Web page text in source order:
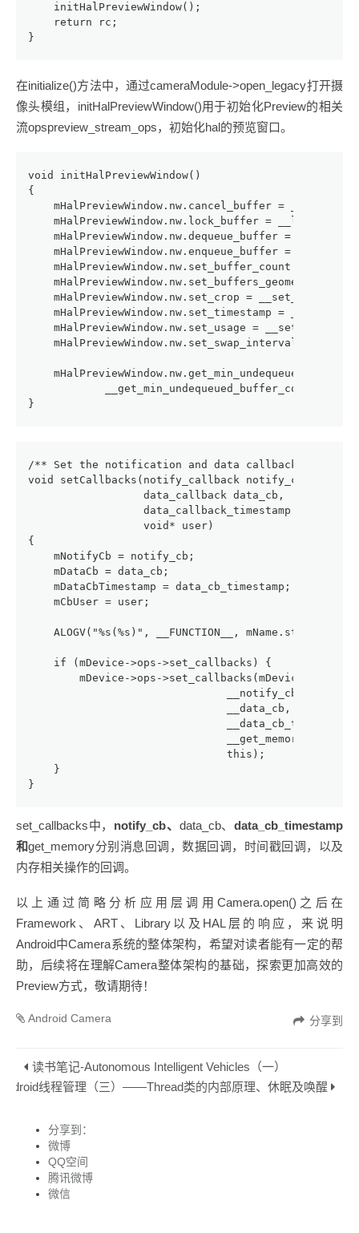
    initHalPreviewWindow();
    return rc;
}
在initialize()方法中，通过cameraModule->open_legacy打开摄
像头模组，initHalPreviewWindow()用于初始化Preview的相关
流opspreview_stream_ops，初始化hal的预览窗口。
void initHalPreviewWindow()
{
mHalPreviewWindow.nw.cancel_buffer =
mHalPreviewWindow.nw.lock_buffer =
mHalPreviewWindow.nw.dequeue_buffer =
mHalPreviewWindow.nw.enqueue_buffer =
mHalPreviewWindow.nw.set_buffer_count =
mHalPreviewWindow.nw.set_buffers_geometry =
    mHalPreviewWindow.nw.set_crop = __set_crop;
mHalPreviewWindow.nw.set_timestamp =
    mHalPreviewWindow.nw.set_usage = __set_usage;
mHalPreviewWindow.nw.set_swap_interval =
            __get_min_undequeued_buffer_count;
}
/** Set the notification and data callbacks */
void setCallbacks(notify_callback notify_cb,
                  data_callback data_cb,
data_callback_timestamp
                  void* user)
{
    mNotifyCb = notify_cb;
    mDataCb = data_cb;
    mDataCbTimestamp = data_cb_timestamp;
    mCbUser = user;
    ALOGV("%s(%s)", __FUNCTION__, mName.string());
    if (mDevice->ops->set_callbacks) {
        mDevice->ops->set_callbacks(mDevice,
                               __notify_cb,
                               __data_cb,
                               __data_cb_timestamp,
                               __get_memory,
                               this);
    }
}
set_callbacks中， notify_cb、 data_cb、data_cb_timestamp
和get_memory分别消息回调，数据回调，时间戳回调，以及
内存相关操作的回调。
以上通过简略分析应用层调用Camera.open()之后在
Framework、ART、Library以及HAL层的响应，来说明
Android中Camera系统的整体架构，希望对读者能有一定的帮
助，后续将在理解Camera整体架构的基础，探索更加高效的
Preview方式，敬请期待！
分享到
Android Camera
读书笔记-Autonomous Intelligent Vehicles（一）
线程管理（三）——Thread类的内部原理、休眠及唤醒
分享到：
微博
QQ空间
腾讯微博
微信